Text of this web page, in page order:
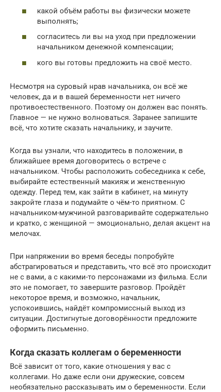
какой объём работы вы физически можете
выполнять;
согласитесь ли вы на уход при предложении
начальником денежной компенсации;
кого вы готовы предложить на своё место.
Несмотря на суровый нрав начальника, он всё же
человек, да и в вашей беременности нет ничего
противоестественного. Поэтому он должен вас понять.
Главное — не нужно волноваться. Заранее запишите
всё, что хотите сказать начальнику, и заучите.
Когда вы узнали, что находитесь в положении, в
ближайшее время договоритесь о встрече с
начальником. Чтобы расположить собеседника к себе,
выбирайте естественный макияж и женственную
одежду. Перед тем, как зайти в кабинет, на минуту
закройте глаза и подумайте о чём-то приятном. С
начальником-мужчиной разговаривайте содержательно
и кратко, с женщиной — эмоционально, делая акцент на
мелочах.
При напряжении во время беседы попробуйте
абстрагироваться и представить, что всё это происходит
не с вами, а с какими-то персонажами из фильма. Если
это не помогает, то завершите разговор. Пройдёт
некоторое время, и возможно, начальник,
успокоившись, найдёт компромиссный выход из
ситуации. Достигнутые договорённости предложите
оформить письменно.
Когда сказать коллегам о беременности
Всё зависит от того, какие отношения у вас с
коллегами. Но даже если они дружеские, совсем
необязательно рассказывать им о беременности. Если